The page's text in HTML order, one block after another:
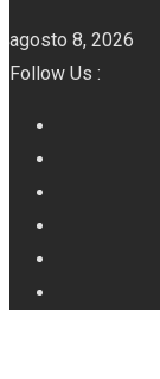
agosto 8, 2026
Follow Us :